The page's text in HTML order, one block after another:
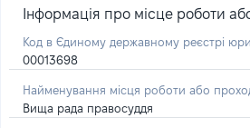
Інформація про місце роботи
Код в Єдиному державному реєстрі
00013698
Найменування місця роботи або
Вища рада правосуддя